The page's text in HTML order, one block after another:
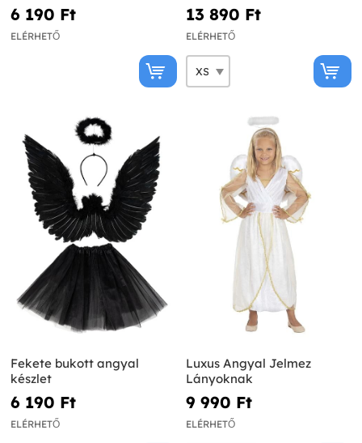
6 190 Ft‎
ELÉRHETŐ
13 890 Ft‎
ELÉRHETŐ
Fekete bukott angyal
készlet
6 190 Ft‎
ELÉRHETŐ
Luxus Angyal Jelmez
Lányoknak
9 990 Ft‎
ELÉRHETŐ